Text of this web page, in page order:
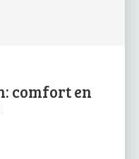
comfort en